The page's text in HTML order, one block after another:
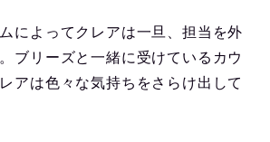
によってクレアは一旦、担当を外
ブリーズと一緒に受けているカウ
アは色々な気持ちをさらけ出して